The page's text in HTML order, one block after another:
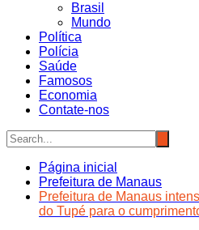
Brasil
Mundo
Política
Polícia
Saúde
Famosos
Economia
Contate-nos
Página inicial
Prefeitura de Manaus
Prefeitura de Manaus
do Tupé para o